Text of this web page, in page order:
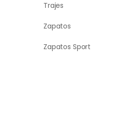
Trajes
Zapatos
Zapatos Sport